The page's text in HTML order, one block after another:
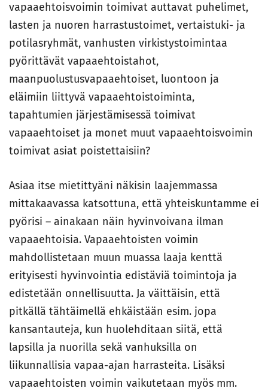
vapaaehtoisvoimin toimivat auttavat puhelimet,
lasten ja nuoren harrastustoimet, vertaistuki- ja
potilasryhmät, vanhusten virkistystoimintaa
pyörittävät vapaaehtoistahot,
maanpuolustusvapaaehtoiset, luontoon ja
eläimiin liittyvä vapaaehtoistoiminta,
tapahtumien järjestämisessä toimivat
vapaaehtoiset ja monet muut vapaaehtoisvoimin
toimivat asiat poistettaisiin?
Asiaa itse mietittyäni näkisin laajemmassa
mittakaavassa katsottuna, että yhteiskuntamme ei
pyörisi – ainakaan näin hyvinvoivana ilman
vapaaehtoisia. Vapaaehtoisten voimin
mahdollistetaan muun muassa laaja kenttä
erityisesti hyvinvointia edistäviä toimintoja ja
edistetään onnellisuutta. Ja väittäisin, että
pitkällä tähtäimellä ehkäistään esim. jopa
kansantauteja, kun huolehditaan siitä, että
lapsilla ja nuorilla sekä vanhuksilla on
liikunnallisia vapaa-ajan harrasteita. Lisäksi
vapaaehtoisten voimin vaikutetaan myös mm.